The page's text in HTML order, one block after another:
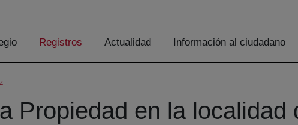
Registros Actualidad Información al ciudadano
Propiedad en la localidad